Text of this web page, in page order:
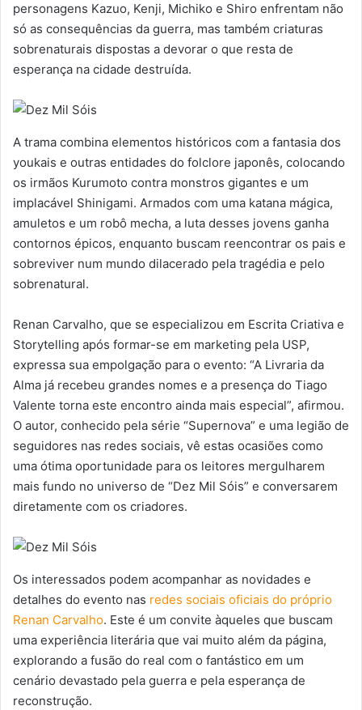
personagens Kazuo, Kenji, Michiko e Shiro enfrentam não
só as consequências da guerra, mas também criaturas
sobrenaturais dispostas a devorar o que resta de
esperança na cidade destruída.
A trama combina elementos históricos com a fantasia dos
youkais e outras entidades do folclore japonês, colocando
os irmãos Kurumoto contra monstros gigantes e um
implacável Shinigami. Armados com uma katana mágica,
amuletos e um robô mecha, a luta desses jovens ganha
contornos épicos, enquanto buscam reencontrar os pais e
sobreviver num mundo dilacerado pela tragédia e pelo
sobrenatural.
Renan Carvalho, que se especializou em Escrita Criativa e
Storytelling após formar-se em marketing pela USP,
expressa sua empolgação para o evento: “A Livraria da
Alma já recebeu grandes nomes e a presença do Tiago
Valente torna este encontro ainda mais especial”, afirmou.
O autor, conhecido pela série “Supernova” e uma legião de
seguidores nas redes sociais, vê estas ocasiões como
uma ótima oportunidade para os leitores mergulharem
mais fundo no universo de “Dez Mil Sóis” e conversarem
diretamente com os criadores.
Os interessados podem acompanhar as novidades e
detalhes do evento nas redes sociais oficiais do próprio
Renan Carvalho. Este é um convite àqueles que buscam
uma experiência literária que vai muito além da página,
explorando a fusão do real com o fantástico em um
cenário devastado pela guerra e pela esperança de
reconstrução.